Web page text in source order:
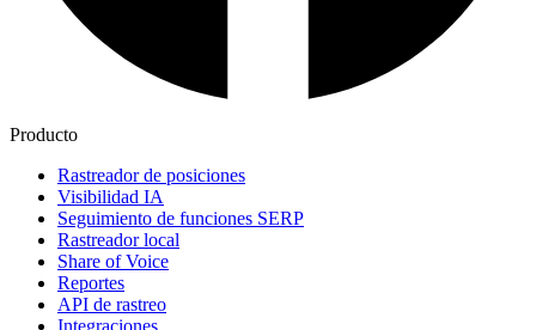
Producto
Rastreador de posiciones
Visibilidad IA
Seguimiento de funciones SERP
Rastreador local
Share of Voice
Reportes
API de rastreo